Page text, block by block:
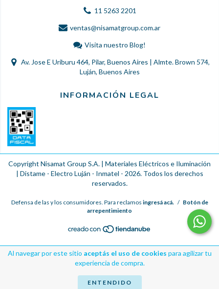
Al navegar por este sitio aceptás el uso de cookies para agilizar tu
experiencia de compra.
ENTENDIDO
11 5263 2201
ventas@nisamatgroup.com.ar
Visita nuestro Blog!
Av. Jose E Uriburu 464, Pilar, Buenos Aires | Almte. Brown 574,
Luján, Buenos Aires
INFORMACIÓN LEGAL
Copyright Nisamat Group S.A. | Materiales Eléctricos e Iluminación
| Distame - Electro Luján - Inmatel - 2026. Todos los derechos
reservados.
Defensa de las y los consumidores. Para reclamos ingresá acá. / Botón de
arrepentimiento